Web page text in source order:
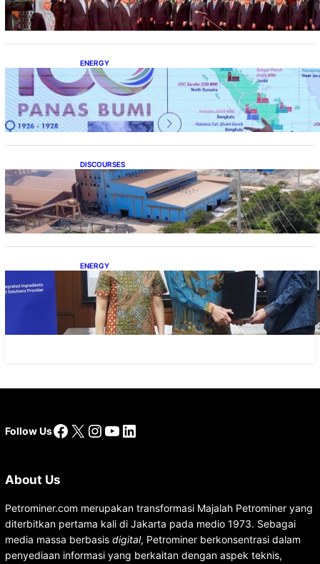
ENERGY
Momentum 100 Tahun Panas Bumi untuk
Akselerasi Pertumbuhan
DISCOURSES
Manfaat Hilirisasi Belum Merata, Pemerintah
Perlu Kaji Ulang Skema DBH
ENERGY
Dukung Operasional, Lautan Luas Perkuat
Implementasi Solusi Energi Terbarukan
Follow UsFacebook
X Instagram
YouTube
LinkedIn
About Us
Petrominer.com merupakan transformasi Majalah Petrominer yang
diterbitkan pertama kali di Jakarta pada medio 1973. Sebagai
media massa berbasis digital, Petrominer berkonsentrasi dalam
penyediaan informasi yang berkaitan dengan aspek teknis,